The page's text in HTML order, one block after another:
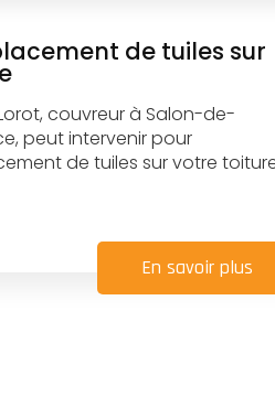
de tuiles sur
couvreur à Salon-de-
peut intervenir pour
de tuiles sur votre
En savoir plus